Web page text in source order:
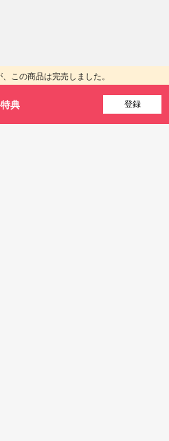
この商品は完売しました。
似商品を探す
典 登録